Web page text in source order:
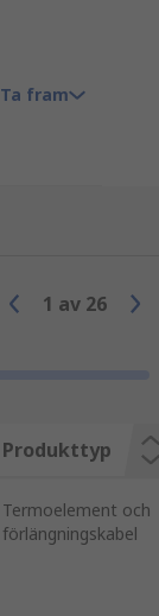
Ta fram
1 av 26
Produkttyp
Termoelement och
förlängningskabel